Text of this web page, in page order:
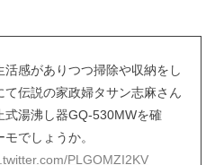
感がありつつ掃除や収納をし
伝説の家政婦タサン志麻さん
式湯沸し器GQ-530MWを確
でしょうか。
PLGOMZI2KV